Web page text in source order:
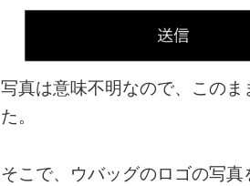
写真は意味不明なので、この
た。
そこで、ウバッグのロゴの写真